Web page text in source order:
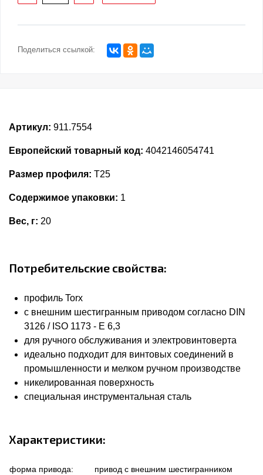
Поделиться ссылкой:
Артикул: 911.7554
Европейский товарный код: 4042146054741
Размер профиля: T25
Содержимое упаковки: 1
Вес, г: 20
Потребительские свойства:
профиль Torx
с внешним шестигранным приводом согласно DIN
3126 / ISO 1173 - E 6,3
для ручного обслуживания и электровинтоверта
идеально подходит для винтовых соединений в
промышленности и мелком ручном производстве
никелированная поверхность
специальная инструментальная сталь
Характеристики:
форма привода:
привод с внешним шестигранником